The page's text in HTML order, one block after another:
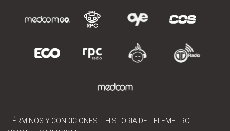
TÉRMINOS Y CONDICIONES
HISTORIA DE TELEMETRO